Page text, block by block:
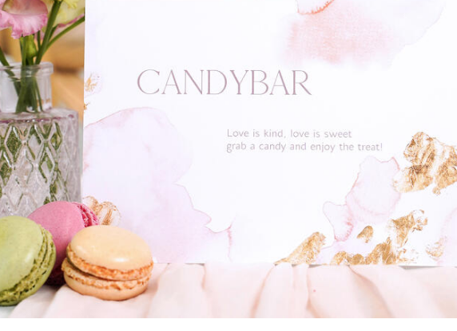
auf